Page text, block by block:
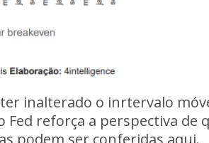
inalterado o inrtervalo
Fed reforça a perspectiva de